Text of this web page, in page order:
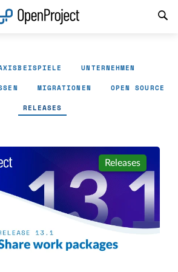
UNTERNEHMEN
MIGRATIONEN OPEN SOURCE
RELEASES
Releases